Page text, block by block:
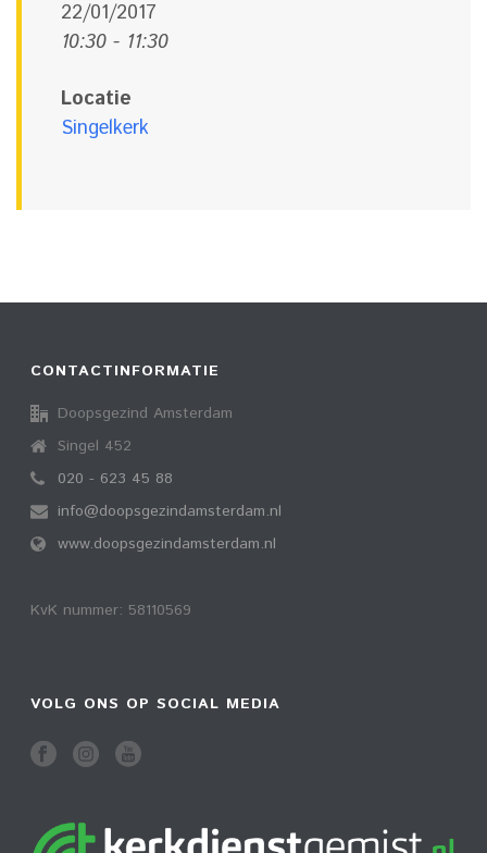
22/01/2017
10:30 - 11:30
Locatie
Singelkerk
CONTACTINFORMATIE
Doopsgezind Amsterdam
Singel 452
020 - 623 45 88
info@doopsgezindamsterdam.nl
www.doopsgezindamsterdam.nl
KvK nummer: 58110569
VOLG ONS OP SOCIAL MEDIA